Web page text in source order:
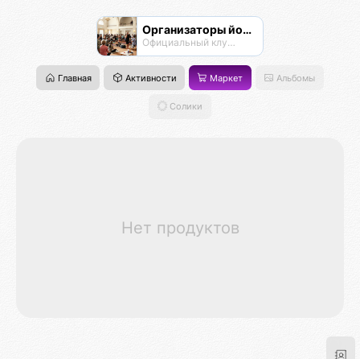
Организаторы йога-мероприятий
Официальный клуб Омисты
Главная Активности Маркет Альбомы
Солики
Нет продуктов